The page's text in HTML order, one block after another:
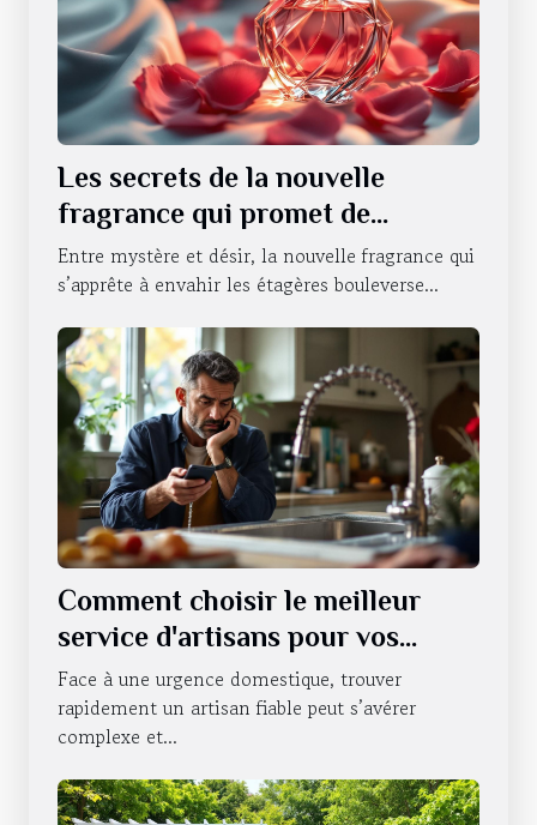
Les secrets de la nouvelle
fragrance qui promet de
révolutionner la séduction
Entre mystère et désir, la nouvelle fragrance qui
s’apprête à envahir les étagères bouleverse...
Comment choisir le meilleur
service d'artisans pour vos
urgences domestiques ?
Face à une urgence domestique, trouver
rapidement un artisan fiable peut s’avérer
complexe et...